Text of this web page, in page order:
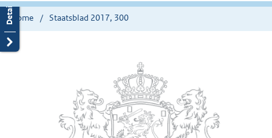
Home Staatsblad 2017, 300